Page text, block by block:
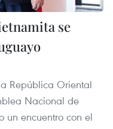
se
República Oriental
Nacional de
un encuentro con el